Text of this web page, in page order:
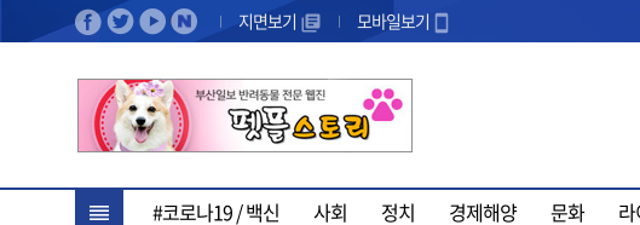
지면보기 모바일보기
#코로나19 / 백신 사회 정치 경제해양 문화